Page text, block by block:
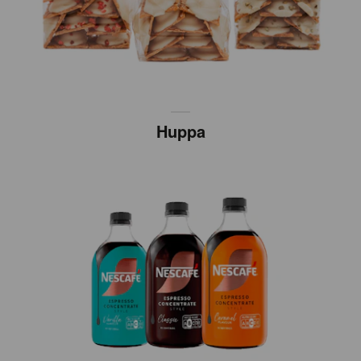
Huppa